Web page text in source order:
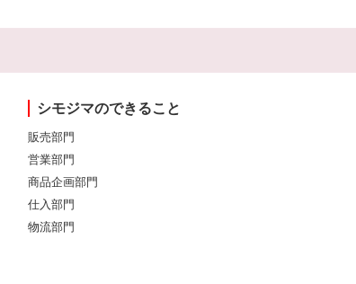
シモジマのできること
販売部門
営業部門
商品企画部門
仕入部門
物流部門